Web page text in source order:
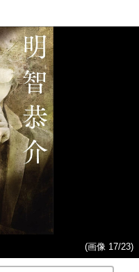
(画像 17/23)